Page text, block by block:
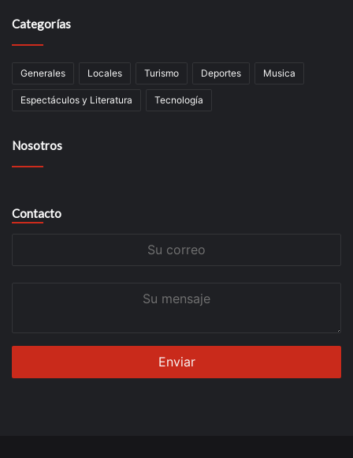
Categorías
Generales Locales Turismo Deportes Musica
Espectáculos y Literatura Tecnología
Nosotros
Contacto